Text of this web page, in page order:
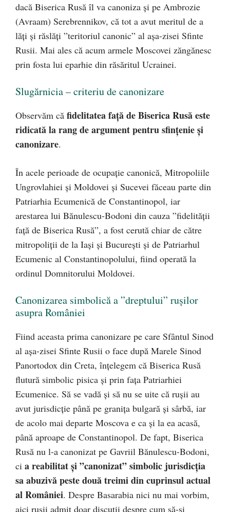
dacă Biserica Rusă îl va canoniza și pe Ambrozie
(Avraam) Serebrennikov, că tot a avut meritul de a
lăți și răslăți ”teritoriul canonic” al așa-zisei Sfinte
Rusii. Mai ales că acum armele Moscovei zăngănesc
prin fosta lui eparhie din răsăritul Ucrainei.
Slugărnicia – criteriu de canonizare
Observăm că fidelitatea față de Biserica Rusă este
ridicată la rang de argument pentru sfințenie și
canonizare.
În acele perioade de ocupație canonică, Mitropoliile
Ungrovlahiei și Moldovei și Sucevei făceau parte din
Patriarhia Ecumenică de Constantinopol, iar
arestarea lui Bănulescu-Bodoni din cauza ”fidelității
față de Biserica Rusă”, a fost cerută chiar de către
mitropoliții de la Iași și București și de Patriarhul
Ecumenic al Constantinopolului, fiind operată la
ordinul Domnitorului Moldovei.
Canonizarea simbolică a ”dreptului” rușilor
asupra României
Fiind aceasta prima canonizare pe care Sfântul Sinod
al așa-zisei Sfinte Rusii o face după Marele Sinod
Panortodox din Creta, înțelegem că Biserica Rusă
flutură simbolic pisica și prin fața Patriarhiei
Ecumenice. Să se vadă și să nu se uite că rușii au
avut jurisdicție până pe granița bulgară și sârbă, iar
de acolo mai departe Moscova e ca și la ea acasă,
până aproape de Constantinopol. De fapt, Biserica
Rusă nu l-a canonizat pe Gavriil Bănulescu-Bodoni,
ci a reabilitat și ”canonizat” simbolic jurisdicția
sa abuzivă peste două treimi din cuprinsul actual
al României. Despre Basarabia nici nu mai vorbim,
aici rușii admit doar discuții despre cum să-și